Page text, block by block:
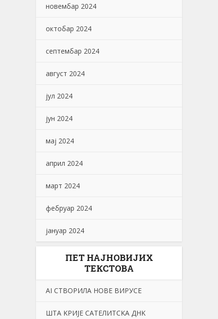
новембар 2024
октобар 2024
септембар 2024
август 2024
јул 2024
јун 2024
мај 2024
април 2024
март 2024
фебруар 2024
јануар 2024
ПЕТ НАЈНОВИЈИХ
ТЕКСТОВА
АI СТВОРИЛА НОВЕ ВИРУСЕ
ШТА KРИЈЕ САТЕЛИТСKА ДНK